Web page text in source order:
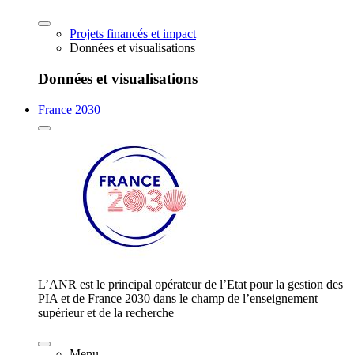
Projets financés et impact
Données et visualisations
Données et visualisations
France 2030
L’ANR est le principal opérateur de l’Etat pour la gestion des
PIA et de France 2030 dans le champ de l’enseignement
supérieur et de la recherche